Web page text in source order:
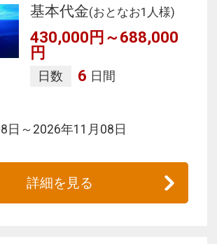
基本代金(おとなお1人様)
430,000円～688,000
円
日数 6 日間
日～2026年11月08日
詳細を見る